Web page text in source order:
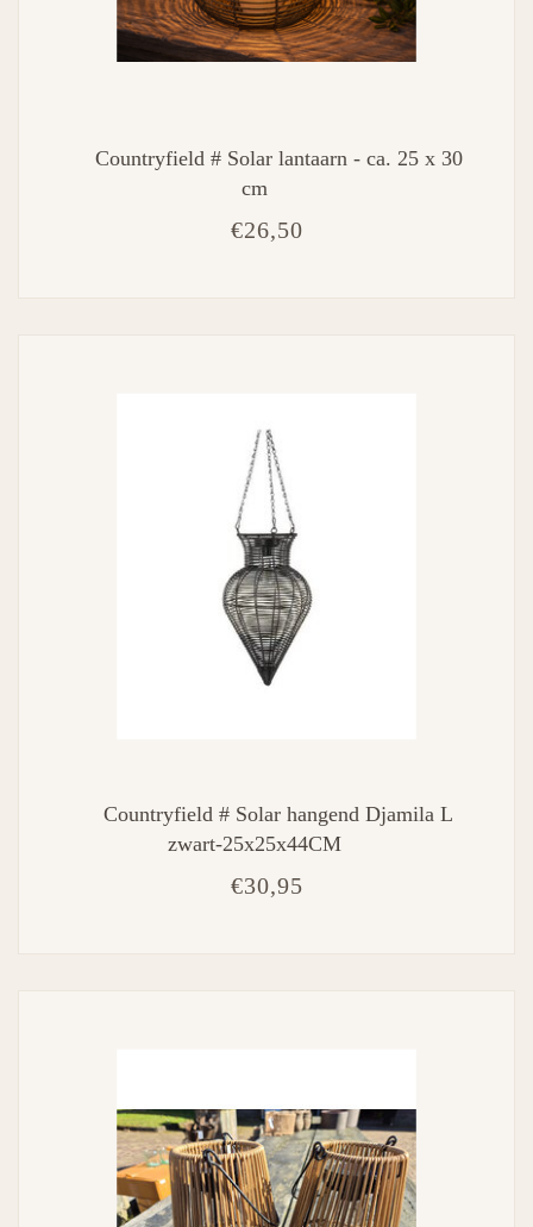
Countryfield # Solar lantaarn - ca. 25 x 30
cm
€26,50
Countryfield # Solar hangend Djamila L
zwart-25x25x44CM
€30,95